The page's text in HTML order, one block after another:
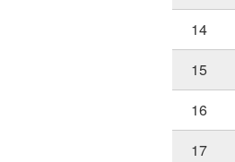
14
15
16
17